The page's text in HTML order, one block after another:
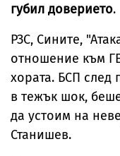
губил доверието.
РЗС, Сините,
отношение към
хората. БСП след
в тежък шок,
да устоим на
Станишев.